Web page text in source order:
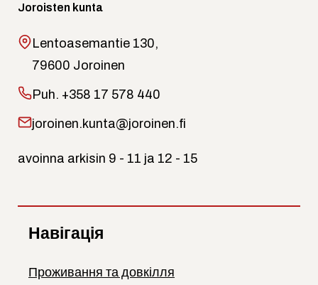
Joroisten kunta
Lentoasemantie 130,
79600 Joroinen
Puh. +358 17 578 440
joroinen.kunta@joroinen.fi
avoinna arkisin 9 - 11 ja 12 - 15
Навігація
Проживання та довкілля